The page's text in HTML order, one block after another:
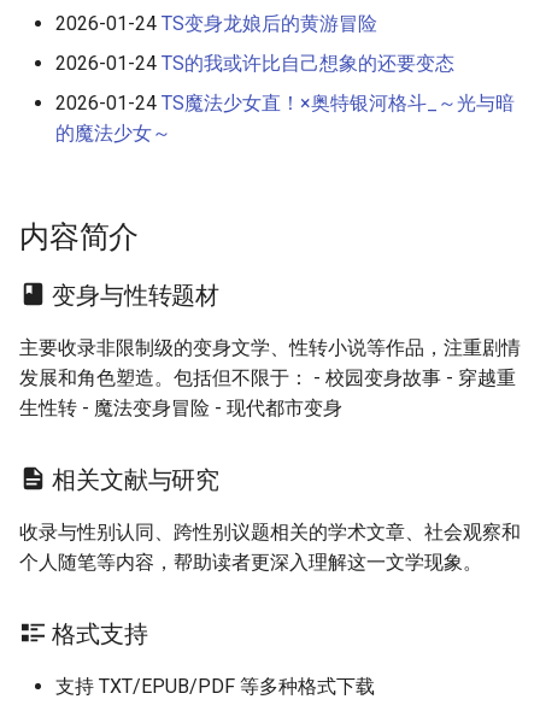
2026-01-24 TS变身龙娘后的黄游冒险
2026-01-24 TS的我或许比自己想象的还要变态
2026-01-24 TS魔法少女直！×奥特银河格斗_～光与暗
的魔法少女～
内容简介
变身与性转题材
主要收录非限制级的变身文学、性转小说等作品，注重剧情
发展和角色塑造。包括但不限于： - 校园变身故事 - 穿越重
生性转 - 魔法变身冒险 - 现代都市变身
相关文献与研究
收录与性别认同、跨性别议题相关的学术文章、社会观察和
个人随笔等内容，帮助读者更深入理解这一文学现象。
格式支持
支持 TXT/EPUB/PDF 等多种格式下载